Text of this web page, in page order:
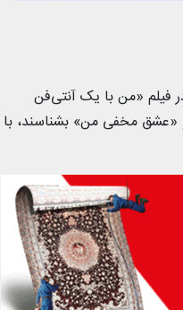
نقش در فیلم «من با یک آنتی‌فن
«عشق مخفی من» بشناسند، با